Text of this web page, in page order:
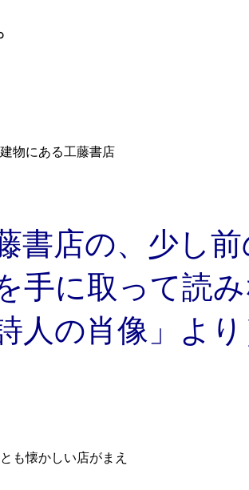
物にある工藤書店
書店の、少し
手に取って読
人の肖像」よ
も懐かしい店がまえ